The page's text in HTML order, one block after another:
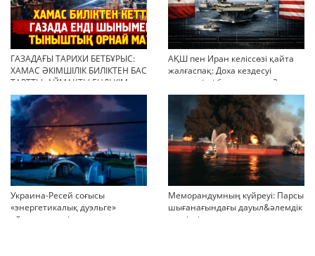
ГАЗАДАҒЫ ТАРИХИ БЕТБҰРЫС:
ХАМАС ӘКІМШІЛІК БИЛІКТЕН БАС
ТАРТТЫ. АЙМАҚТЫ ЕНДІ КІМ
БАСҚАРАДЫ?
АҚШ пен Иран келіссөзі қайта
жалғаспақ: Доха кездесуі
шиеленісті бәсеңдете ме?
Украина-Ресей соғысы
«энергетикалық дуэльге»
айналып кетті
Меморандумның күйреуі: Парсы
шығанағындағы дауыл&әлемдік
тәртіптің сын сағаты соғып тұр